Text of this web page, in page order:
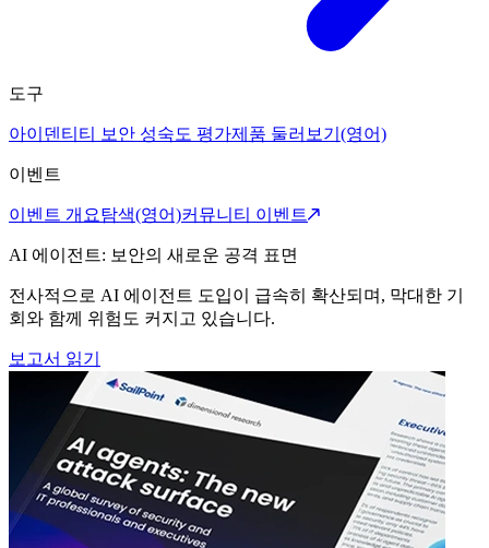
도구
아이덴티티 보안 성숙도 평가제품 둘러보기(영어)
이벤트
이벤트 개요탐색(영어)커뮤니티 이벤트
AI 에이전트: 보안의 새로운 공격 표면
전사적으로 AI 에이전트 도입이 급속히 확산되며, 막대한 기
회와 함께 위험도 커지고 있습니다.
보고서 읽기